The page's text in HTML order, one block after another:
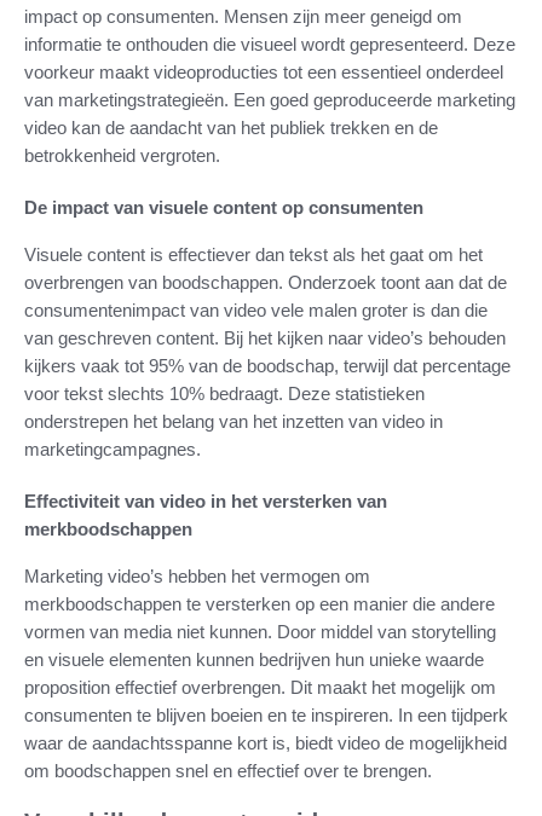
impact op consumenten. Mensen zijn meer geneigd om
informatie te onthouden die visueel wordt gepresenteerd. Deze
voorkeur maakt videoproducties tot een essentieel onderdeel
van marketingstrategieën. Een goed geproduceerde marketing
video kan de aandacht van het publiek trekken en de
betrokkenheid vergroten.
De impact van visuele content op consumenten
Visuele content is effectiever dan tekst als het gaat om het
overbrengen van boodschappen. Onderzoek toont aan dat de
consumentenimpact van video vele malen groter is dan die
van geschreven content. Bij het kijken naar video’s behouden
kijkers vaak tot 95% van de boodschap, terwijl dat percentage
voor tekst slechts 10% bedraagt. Deze statistieken
onderstrepen het belang van het inzetten van video in
marketingcampagnes.
Effectiviteit van video in het versterken van
merkboodschappen
Marketing video’s hebben het vermogen om
merkboodschappen te versterken op een manier die andere
vormen van media niet kunnen. Door middel van storytelling
en visuele elementen kunnen bedrijven hun unieke waarde
proposition effectief overbrengen. Dit maakt het mogelijk om
consumenten te blijven boeien en te inspireren. In een tijdperk
waar de aandachtsspanne kort is, biedt video de mogelijkheid
om boodschappen snel en effectief over te brengen.